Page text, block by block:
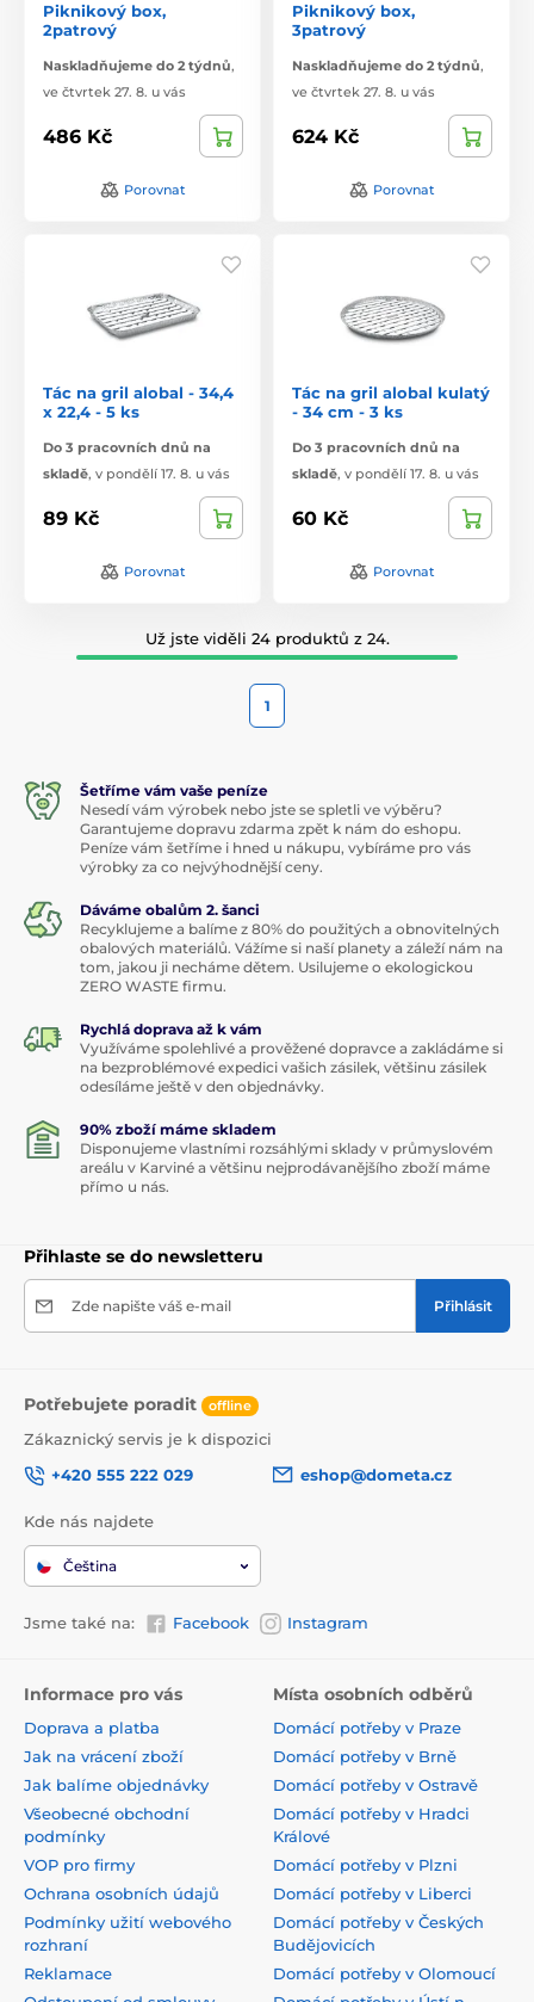
Piknikový box,
2patrový
Naskladňujeme do 2 týdnů,
ve čtvrtek 27. 8. u vás
486 Kč
Porovnat
Piknikový box,
3patrový
Naskladňujeme do 2 týdnů,
ve čtvrtek 27. 8. u vás
624 Kč
Porovnat
Tác na gril alobal - 34,4
x 22,4 - 5 ks
Do 3 pracovních dnů na
skladě, v pondělí 17. 8. u vás
89 Kč
Porovnat
Tác na gril alobal kulatý
- 34 cm - 3 ks
Do 3 pracovních dnů na
skladě, v pondělí 17. 8. u vás
60 Kč
Porovnat
Už jste viděli 24 produktů z 24.
1
Šetříme vám vaše peníze
Nesedí vám výrobek nebo jste se spletli ve výběru?
Garantujeme dopravu zdarma zpět k nám do eshopu.
Peníze vám šetříme i hned u nákupu, vybíráme pro vás
výrobky za co nejvýhodnější ceny.
Dáváme obalům 2. šanci
Recyklujeme a balíme z 80% do použitých a obnovitelných
obalových materiálů. Vážíme si naší planety a záleží nám na
tom, jakou ji necháme dětem. Usilujeme o ekologickou
ZERO WASTE firmu.
Rychlá doprava až k vám
Využíváme spolehlivé a prověžené dopravce a zakládáme si
na bezproblémové expedici vašich zásilek, většinu zásilek
odesíláme ještě v den objednávky.
90% zboží máme skladem
Disponujeme vlastními rozsáhlými sklady v průmyslovém
areálu v Karviné a většinu nejprodávanějšího zboží máme
přímo u nás.
Přihlaste se do newsletteru
Zde napište váš e-mail Přihlásit
Potřebujete poradit offline
Zákaznický servis je k dispozici
+420 555 222 029
eshop@dometa.cz
Kde nás najdete
Čeština
Jsme také na: Facebook Instagram
Informace pro vás
Doprava a platba
Jak na vrácení zboží
Jak balíme objednávky
Všeobecné obchodní
podmínky
VOP pro firmy
Ochrana osobních údajů
Podmínky užití webového
rozhraní
Reklamace
Místa osobních odběrů
Domácí potřeby v Praze
Domácí potřeby v Brně
Domácí potřeby v Ostravě
Domácí potřeby v Hradci
Králové
Domácí potřeby v Plzni
Domácí potřeby v Liberci
Domácí potřeby v Českých
Budějovicích
Domácí potřeby v Olomoucí